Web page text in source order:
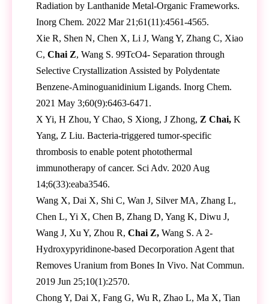
Radiation by Lanthanide Metal-Organic Frameworks.
Inorg Chem. 2022 Mar 21;61(11):4561-4565.
Xie R, Shen N, Chen X, Li J, Wang Y, Zhang C, Xiao
C, Chai Z, Wang S. 99TcO4- Separation through
Selective Crystallization Assisted by Polydentate
Benzene-Aminoguanidinium Ligands. Inorg Chem.
2021 May 3;60(9):6463-6471.
X Yi, H Zhou, Y Chao, S Xiong, J Zhong, Z Chai, K
Yang, Z Liu. Bacteria-triggered tumor-specific
thrombosis to enable potent photothermal
immunotherapy of cancer. Sci Adv. 2020 Aug
14;6(33):eaba3546.
Wang X, Dai X, Shi C, Wan J, Silver MA, Zhang L,
Chen L, Yi X, Chen B, Zhang D, Yang K, Diwu J,
Wang J, Xu Y, Zhou R, Chai Z, Wang S. A 2-
Hydroxypyridinone-based Decorporation Agent that
Removes Uranium from Bones In Vivo. Nat Commun.
2019 Jun 25;10(1):2570.
Chong Y, Dai X, Fang G, Wu R, Zhao L, Ma X, Tian